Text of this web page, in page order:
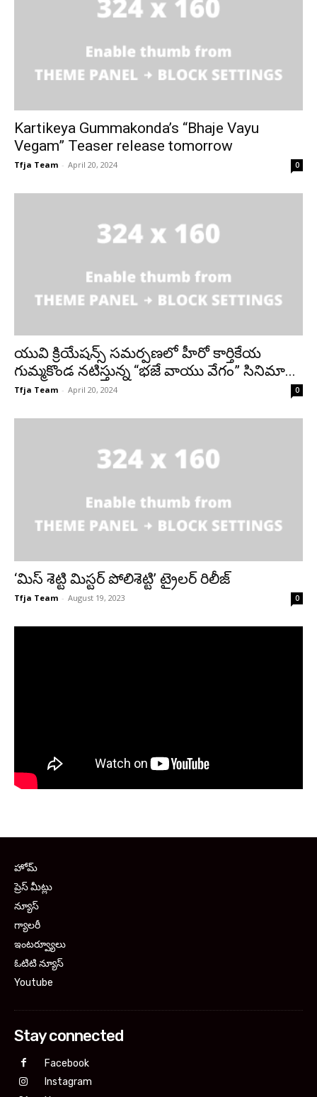
Kartikeya Gummakonda’s “Bhaje Vayu
Vegam” Teaser release tomorrow
Tfja Team - April 20, 2024 0
యువి క్రియేషన్స్ సమర్పణలో హీరో కార్తికేయ
గుమ్మకొండ నటిస్తున్న “భజే వాయు వేగం” సినిమా...
Tfja Team - April 20, 2024 0
‘మిస్ శెట్టి మిస్టర్ పోలిశెట్టి’ ట్రైలర్ రిలీజ్
Tfja Team - August 19, 2023 0
హోమ్
ప్రెస్ మీట్లు
న్యూస్
గ్యాలరీ
ఇంటర్వ్యూలు
ఓటిటి న్యూస్
Youtube
Stay connected
Facebook
Instagram